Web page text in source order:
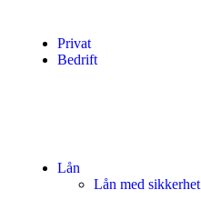
Privat
Bedrift
Lån
Lån med sikkerhet